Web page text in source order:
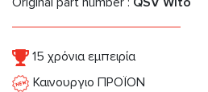
15 χρόνια εμπειρία
Καινουργιο ΠΡΟΪΟΝ